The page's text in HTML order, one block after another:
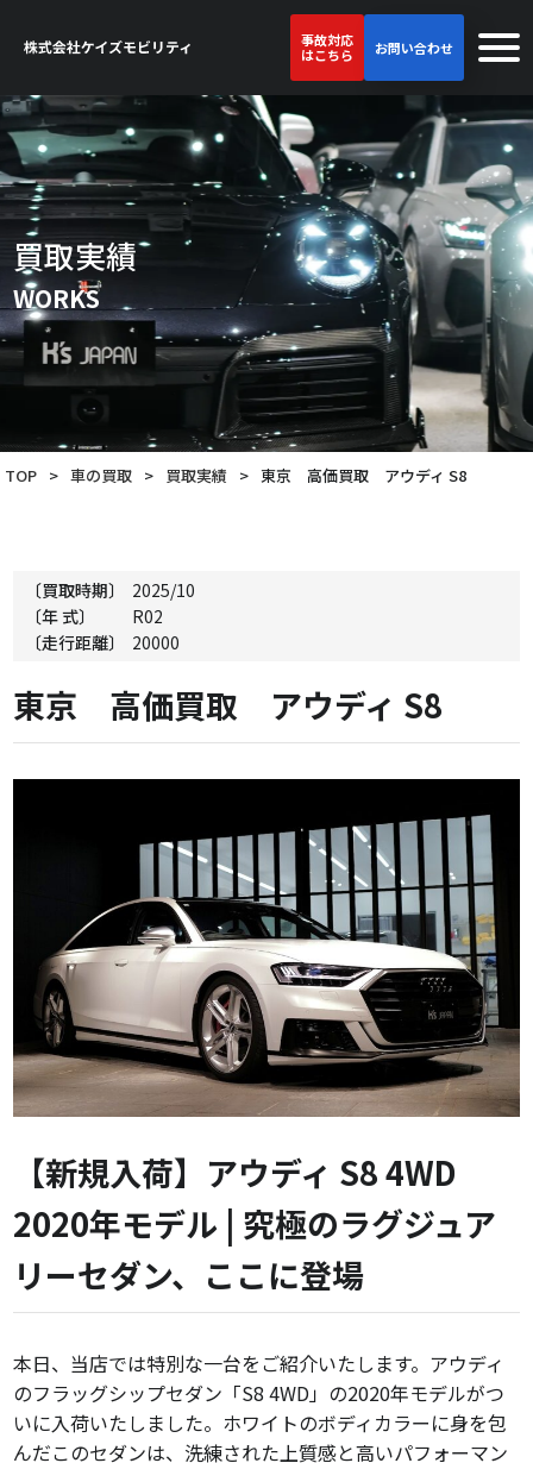
事故対応
はこちら
お問い合わせ
買取実績
WORKS
TOP > 車の買取 > 買取実績 > 東京 高価買取 アウディ S8
〔買取時期〕
2025/10
〔年 式〕
R02
〔走行距離〕
20000
東京 高価買取 アウディ S8
【新規入荷】アウディ S8 4WD
2020年モデル | 究極のラグジュア
リーセダン、ここに登場
本日、当店では特別な一台をご紹介いたします。アウディ
のフラッグシップセダン「S8 4WD」の2020年モデルがつ
いに入荷いたしました。ホワイトのボディカラーに身を包
んだこのセダンは、洗練された上質感と高いパフォーマン